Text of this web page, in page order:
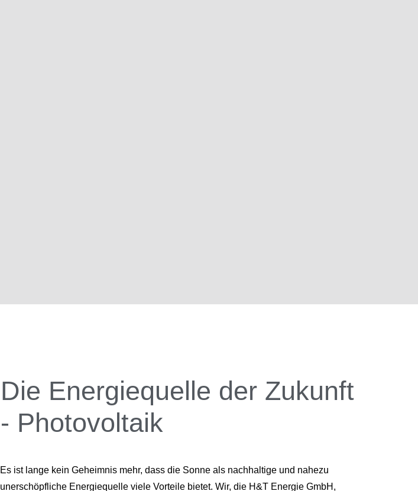
Die Energiequelle der Zukunft
- Photovoltaik
Es ist lange kein Geheimnis mehr, dass die Sonne als nachhaltige und nahezu
unerschöpfliche Energiequelle viele Vorteile bietet. Wir, die H&T Energie GmbH,